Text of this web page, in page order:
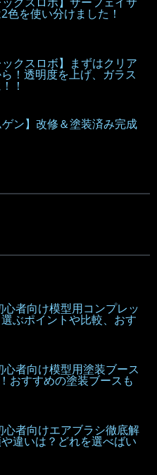
色を使い分けました！
ックスロボ】まずはクリア
！透明度を上げ、ガラス
！
ゲン】改修＆塗装済み完成
心者向け模型用コンプレッ
ぶポイントや比較、おす
心者向け模型用塗装ブース
おすすめの塗装ブースも
心者向けエアブラシ徹底解
違いは？どれを選べばい